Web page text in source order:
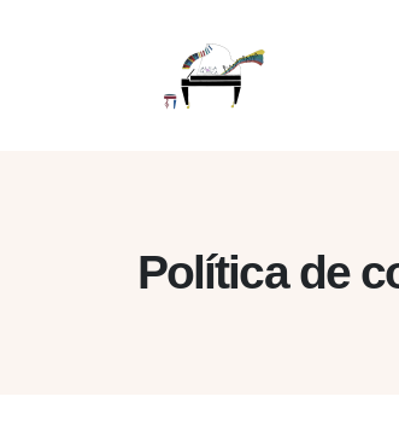
Política de